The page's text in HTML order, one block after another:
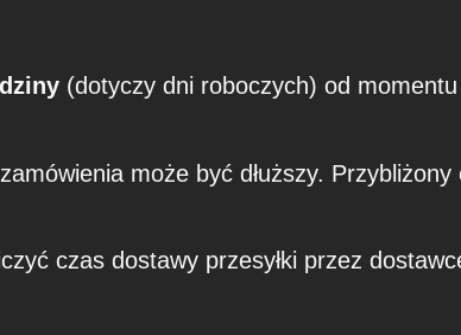
(dotyczy dni roboczych) od momentu
może być dłuższy. Przybliżony
czas dostawy przesyłki przez